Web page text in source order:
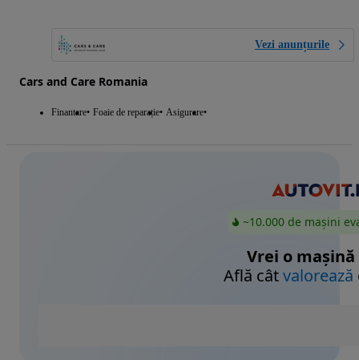
Vezi anunțurile
Cars and Care Romania
Finantare Foaie de reparație Asigurare
~10.000 de mașini
Vrei o mașină
Află câtvalorează